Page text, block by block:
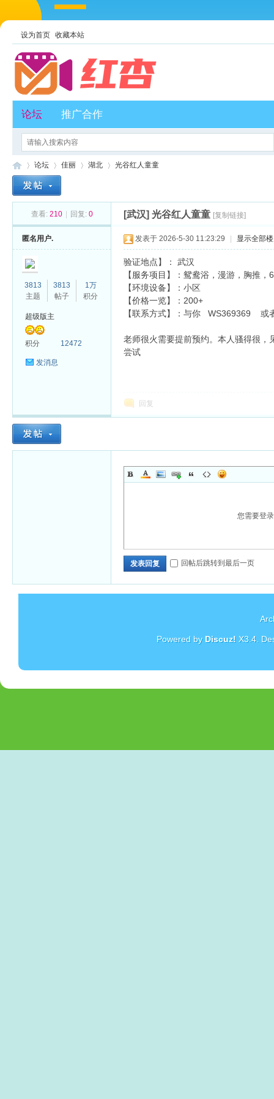
设为首页 收藏本站
论坛 推广合作
论坛
›
佳丽
›
湖北 光谷红人童童
查看: 210 回复: 0 [武汉]光谷红人童童 [复制链接]
匿名用户.
3813
主题
3813
帖子
1万
积分
超级版主
积分 12472
发消息
发表于 2026-5-30 11:23:29 显示全部
验证地点】： 武汉
【服务项目】：鸳鸯浴，漫游，胸推
【环境设备】：小区
【价格一览】：200+
【联系方式】：与你 WS369369 或
老师很火需要提前预约。本人骚得很
尝试
回复
您需要登
发表回复 回帖后跳转到最后一页
Powered by Discuz! X3.4.